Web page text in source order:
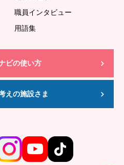
職員インタビュー
用語集
ビの使い方
えの施設さま